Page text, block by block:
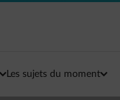
Les sujets du moment